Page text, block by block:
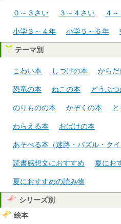
０～３さい ３～４さい ４
小学３～４年 小学５～６年
テーマ別
こわい本 しつけの本 からだ
恐竜の本 ねこの本 どうぶつ
のりものの本 かぞくの本
わらえる本 おばけの本
あそべる本（迷路・パズル・クイ
読書感想文におすすめ 夏にお
夏におすすめの読み物
シリーズ別
絵本